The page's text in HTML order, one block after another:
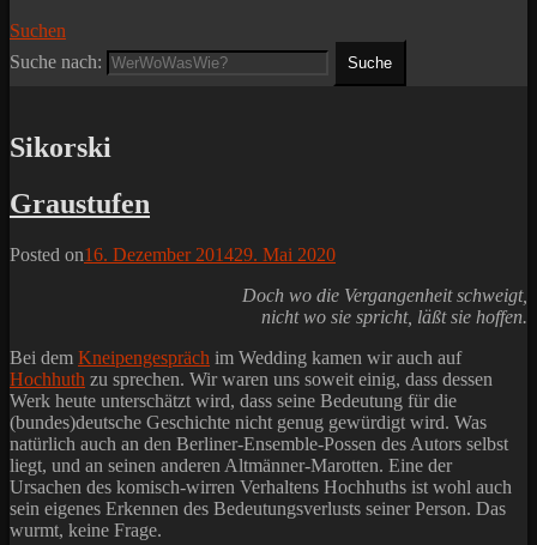
Suchen
Suche nach:
Sikorski
Graustufen
Posted on16. Dezember 201429. Mai 2020
Doch wo die Vergangenheit schweigt,
nicht wo sie spricht, läßt sie hoffen.
Bei dem Kneipengespräch im Wedding kamen wir auch auf
Hochhuth zu sprechen. Wir waren uns soweit einig, dass dessen
Werk heute unterschätzt wird, dass seine Bedeutung für die
(bundes)deutsche Geschichte nicht genug gewürdigt wird. Was
natürlich auch an den Berliner-Ensemble-Possen des Autors selbst
liegt, und an seinen anderen Altmänner-Marotten. Eine der
Ursachen des komisch-wirren Verhaltens Hochhuths ist wohl auch
sein eigenes Erkennen des Bedeutungsverlusts seiner Person. Das
wurmt, keine Frage.